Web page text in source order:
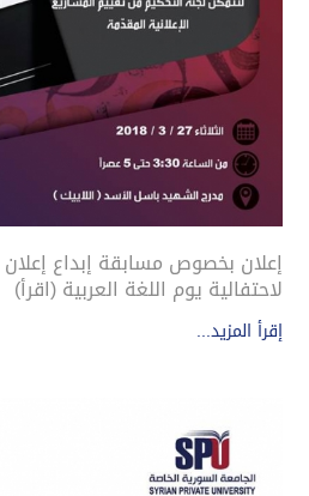
إعلان بخصوص مسابقة إبداع
لاحتفالية يوم اللغة العربية (اقرأ)
إقرأ المزيد...